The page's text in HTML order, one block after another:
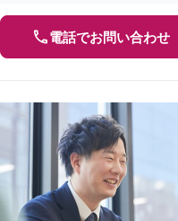
電話でお問い合わせ